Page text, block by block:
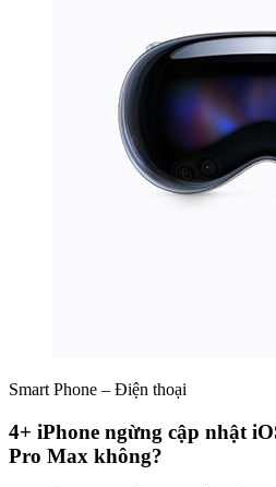
Smart Phone – Điện thoại
4+ iPhone ngừng cập nhật
Pro Max không?